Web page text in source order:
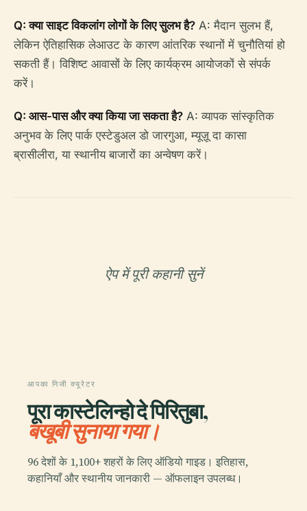
Q: क्या साइट विकलांग लोगों के लिए सुलभ है? A: मैदान सुलभ हैं,
लेकिन ऐतिहासिक लेआउट के कारण आंतरिक स्थानों में चुनौतियां हो
सकती हैं। विशिष्ट आवासों के लिए कार्यक्रम आयोजकों से संपर्क
करें।
Q: आस-पास और क्या किया जा सकता है? A: व्यापक सांस्कृतिक
अनुभव के लिए पार्क एस्टेडुअल डो जारगुआ, म्यूज़ू दा कासा
ब्रासीलीरा, या स्थानीय बाजारों का अन्वेषण करें।
ऐप में पूरी कहानी सुनें
आपका निजी क्यूरेटर
पूरा कास्टेलिन्हो दे पिरितुबा,
बखूबी सुनाया गया।
96 देशों के 1,100+ शहरों के लिए ऑडियो गाइड। इतिहास,
कहानियाँ और स्थानीय जानकारी — ऑफलाइन उपलब्ध।